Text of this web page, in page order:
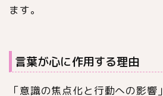
ます。
言葉が心に作用する理由
「意識の焦点化と行動への影響」